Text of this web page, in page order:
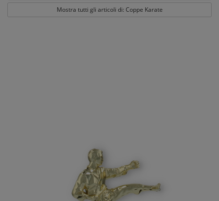
Mostra tutti gli articoli di: Coppe Karate